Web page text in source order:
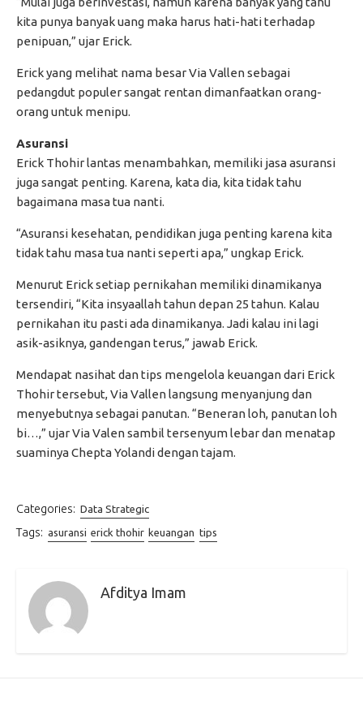
kita punya banyak uang maka harus hati-hati terhadap
penipuan,” ujar Erick.
Erick yang melihat nama besar Via Vallen sebagai
pedangdut populer sangat rentan dimanfaatkan orang-
orang untuk menipu.
Asuransi
Erick Thohir lantas menambahkan, memiliki jasa asuransi
juga sangat penting. Karena, kata dia, kita tidak tahu
bagaimana masa tua nanti.
“Asuransi kesehatan, pendidikan juga penting karena kita
tidak tahu masa tua nanti seperti apa,” ungkap Erick.
Menurut Erick setiap pernikahan memiliki dinamikanya
tersendiri, “Kita insyaallah tahun depan 25 tahun. Kalau
pernikahan itu pasti ada dinamikanya. Jadi kalau ini lagi
asik-asiknya, gandengan terus,” jawab Erick.
Mendapat nasihat dan tips mengelola keuangan dari Erick
Thohir tersebut, Via Vallen langsung menyanjung dan
menyebutnya sebagai panutan. “Beneran loh, panutan loh
bi…,” ujar Via Valen sambil tersenyum lebar dan menatap
suaminya Chepta Yolandi dengan tajam.
Categories: Data Strategic
Tags: asuransi erick thohir keuangan tips
Afditya Imam